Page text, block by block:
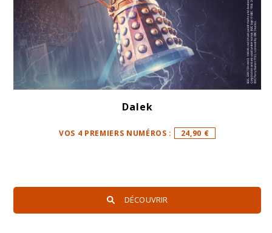
Dalek
VOS 4 PREMIERS NUMÉROS : 24,90 €
DÉCOUVRIR